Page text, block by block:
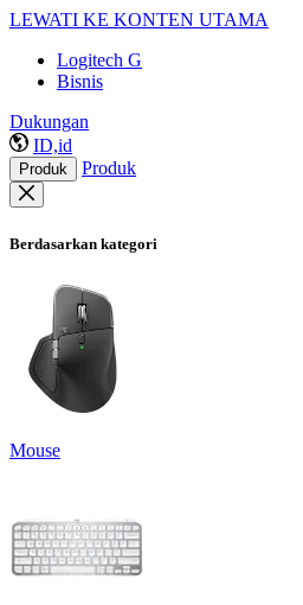
LEWATI KE KONTEN UTAMA
Logitech G
Bisnis
Dukungan
ID,id
Produk Produk
Berdasarkan kategori
Mouse